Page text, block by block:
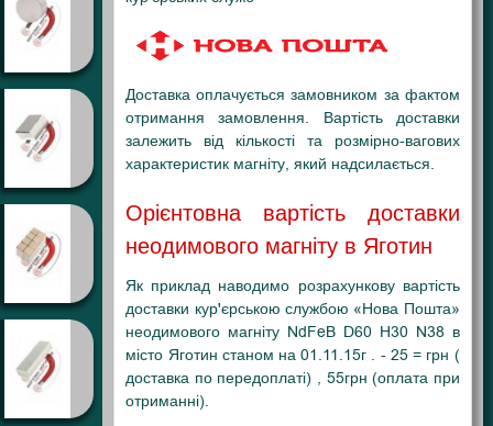
Доставка оплачується замовником за фактом
отримання замовлення. Вартість доставки
залежить від кількості та розмірно-вагових
характеристик магніту, який надсилається.
Орієнтовна вартість доставки
неодимового магніту в Яготин
Як приклад наводимо розрахункову вартість
доставки кур'єрською службою «Нова Пошта»
неодимового магніту NdFeB D60 H30 N38 в
місто Яготин станом на 01.11.15г . - 25 = грн (
доставка по передоплаті) , 55грн (оплата при
отриманні).